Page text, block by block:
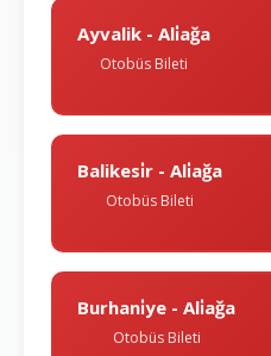
Ayvalik - Ali̇ağa
Otobüs Bileti
Balikesi̇r - Ali̇ağa
Otobüs Bileti
Burhani̇ye - Ali̇ağa
Otobüs Bileti